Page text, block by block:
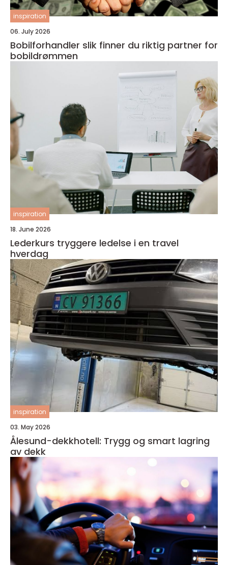
inspiration
06. July 2026
Bobilforhandler slik finner du riktig partner for
bobildrømmen
inspiration
18. June 2026
Lederkurs tryggere ledelse i en travel
hverdag
inspiration
03. May 2026
Ålesund-dekkhotell: Trygg og smart lagring
av dekk